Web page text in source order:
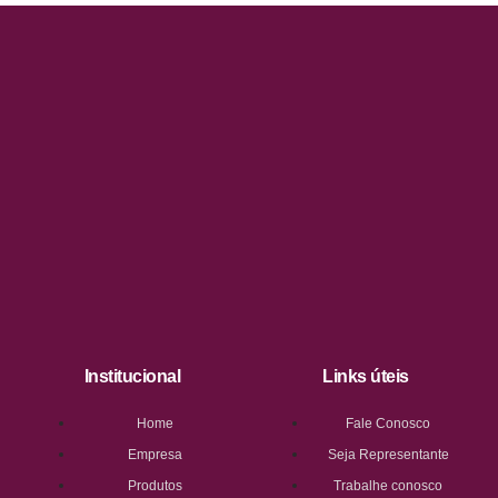
Institucional
Home
Empresa
Produtos
Links úteis
Fale Conosco
Seja Representante
Trabalhe conosco